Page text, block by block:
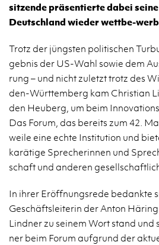
sit­zen­de prä­sen­tier­te dabei
Deutsch­land wie­der wett­be-
Trotz der jüngs­ten po­li­ti­schen
geb­nis der US-Wahl sowie dem
rung – und nicht zu­letzt trotz des
den-Würt­tem­berg kam Chris­ti­an
den Heu­berg, um beim
Das Forum, das be­reits zum 42.
wei­le eine echte In­sti­tu­ti­on und
ka­rä­ti­ge Spre­che­rin­nen und
schaft und an­de­ren
In ihrer Er­öff­nungs­re­de be­dank­te
Ge­schäfts­lei­te­rin der Anton
Lind­ner zu sei­nem Wort stand
ner beim Forum auf­grund der